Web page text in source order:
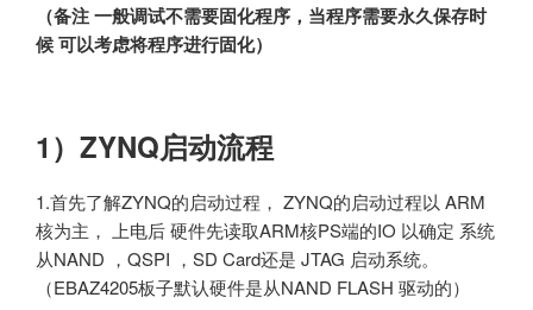
（备注 一般调试不需要固化程序，当程序需要永久保存时
候 可以考虑将程序进行固化）
1 ）ZYNQ启动流程
1.首先了解ZYNQ的启动过程， ZYNQ的启动过程以 ARM
核为主， 上电后 硬件先读取ARM核PS端的IO 以确定 系统
从NAND ，QSPI ，SD Card还是 JTAG 启动系统。
（EBAZ4205板子默认硬件是从NAND FLASH 驱动的）